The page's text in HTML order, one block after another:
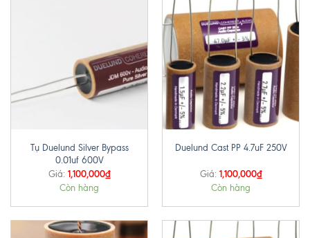
Tụ Duelund Silver Bypass
0.01uf 600V
Giá: 1,100,000₫
Còn hàng
Duelund Cast PP 4.7uF 250V
Giá: 1,100,000₫
Còn hàng